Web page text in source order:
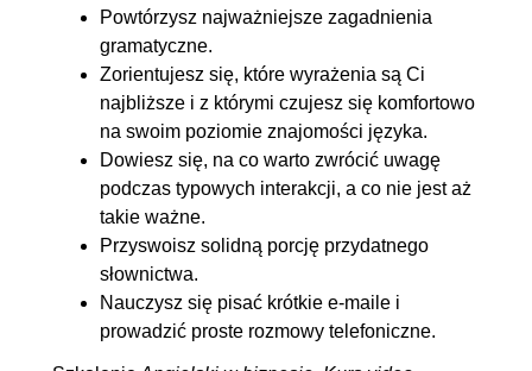
informacji
5.6. Nieprecyzyjne wyrażenia
6. Management is doing things right 00:12:48
6.1. Delegowanie zadań
00:01:33
6.2. Krytyka, pochwały i
motywowanie
00:02:40
6.3. Negocjacje i kompromisy
00:04:37
6.4. Rekrutacja pracowników
7. Projects - a neverending story 00:21:42
Powtórzysz najważniejsze zagadnienia
gramatyczne.
Zorientujesz się, które wyrażenia są Ci
najbliższe i z którymi czujesz się komfortowo
na swoim poziomie znajomości języka.
Dowiesz się, na co warto zwrócić uwagę
podczas typowych interakcji, a co nie jest aż
takie ważne.
Przyswoisz solidną porcję przydatnego
słownictwa.
Nauczysz się pisać krótkie e-maile i
prowadzić proste rozmowy telefoniczne.